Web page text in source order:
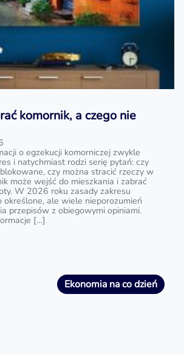
komornik, a czego nie
o egzekucji komorniczej zwykle
i natychmiast rodzi serię pytań: czy
czy można stracić rzeczy w
może wejść do mieszkania i zabrać
W 2026 roku zasady zakresu
określone, ale wiele nieporozumień
przepisów z obiegowymi opiniami.
[…]
Ekonomia na co dzień